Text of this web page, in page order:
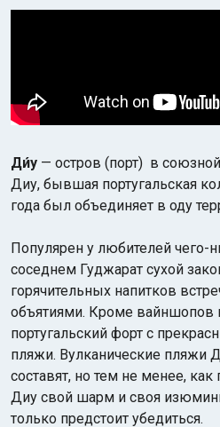
Ди́у — остров (порт) в
Диу, бывшая португальская
года был объединяет в оду
Популярен у любителей чего-
соседнем Гуджарат сухой
горячительных напитков
объятиями. Кроме вайншопов
португальский форт с
пляжи. Вулканические пляжи
составят, но тем не менее,
Диу свой шарм и своя
только предстоит убедиться.